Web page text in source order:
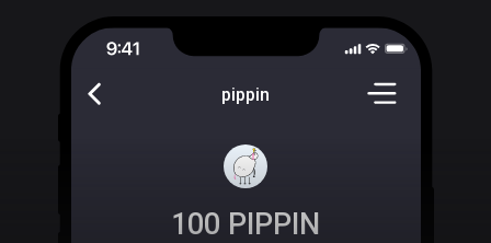
pippin
100 PIPPIN